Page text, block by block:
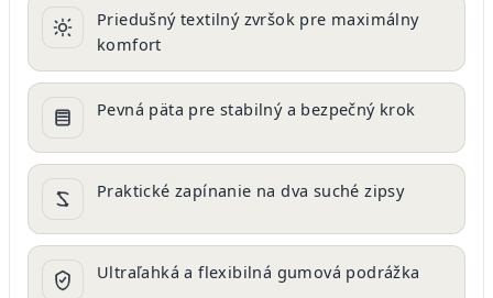
Priedušný textilný zvršok pre maximálny
komfort
Pevná päta pre stabilný a bezpečný krok
Praktické zapínanie na dva suché zipsy
Ultraľahká a flexibilná gumová podrážka